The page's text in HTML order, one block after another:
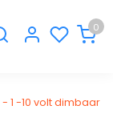
0
- 1 -10 volt dimbaar